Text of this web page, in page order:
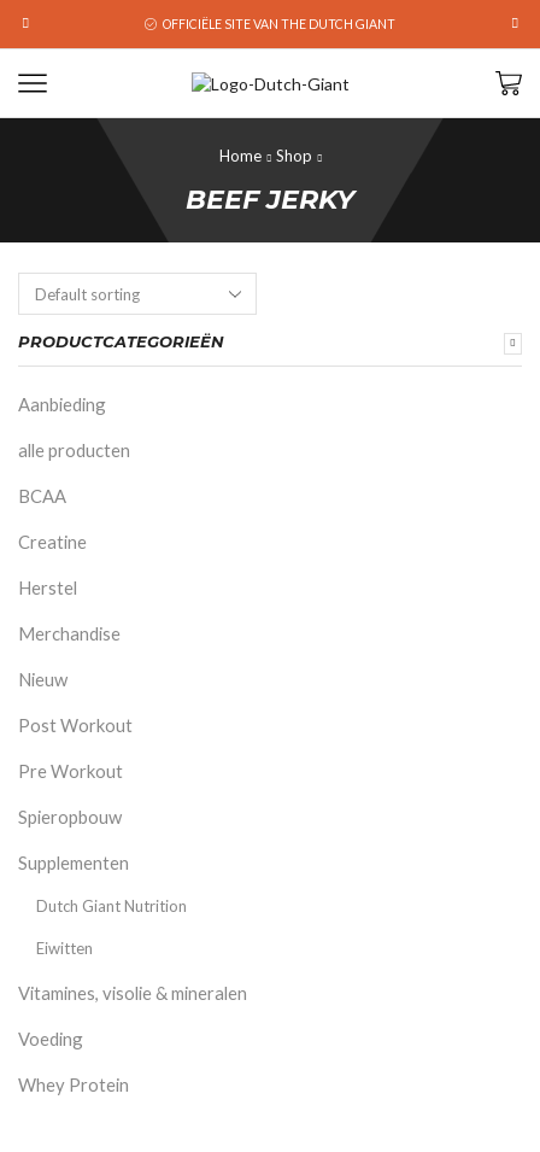
OFFICIËLE SITE VAN THE DUTCH GIANT
Home Shop
BEEF JERKY
PRODUCTCATEGORIEËN
Aanbieding
alle producten
BCAA
Creatine
Herstel
Merchandise
Nieuw
Post Workout
Pre Workout
Spieropbouw
Supplementen
Dutch Giant Nutrition
Eiwitten
Vitamines, visolie & mineralen
Voeding
Whey Protein